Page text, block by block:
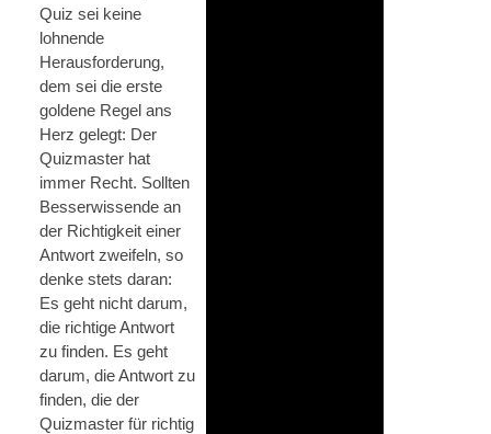
Quiz sei keine
lohnende
Herausforderung,
dem sei die erste
goldene Regel ans
Herz gelegt: Der
Quizmaster hat
immer Recht. Sollten
Besserwissende an
der Richtigkeit einer
Antwort zweifeln, so
denke stets daran:
Es geht nicht darum,
die richtige Antwort
zu finden. Es geht
darum, die Antwort zu
finden, die der
Quizmaster für richtig